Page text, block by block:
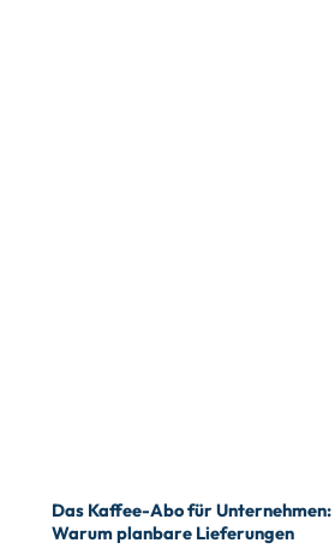
Das Kaffee-Abo für Unternehmen:
Warum planbare Lieferungen